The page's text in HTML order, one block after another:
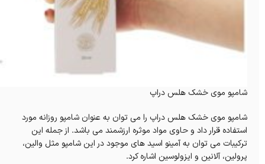
شامپو موی خشک هلس دراپ
شامپو موی خشک هلس دراپ را می توان به عنوان شامپو روزانه مورد
استفاده قرار داد و حاوی مواد موثره ارزشمند می باشد. از جمله این
ترکیبات می توان به آمینو اسید های موجود در این شامپو مثل والین،
پرولین، آلانین و ایزولوسین اشاره کرد.